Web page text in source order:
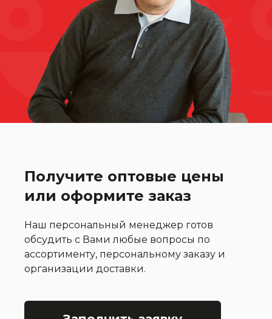
Получите оптовые цены
или оформите заказ
Наш персональный менеджер готов
обсудить с Вами любые вопросы по
ассортименту, персональному заказу и
организации доставки.